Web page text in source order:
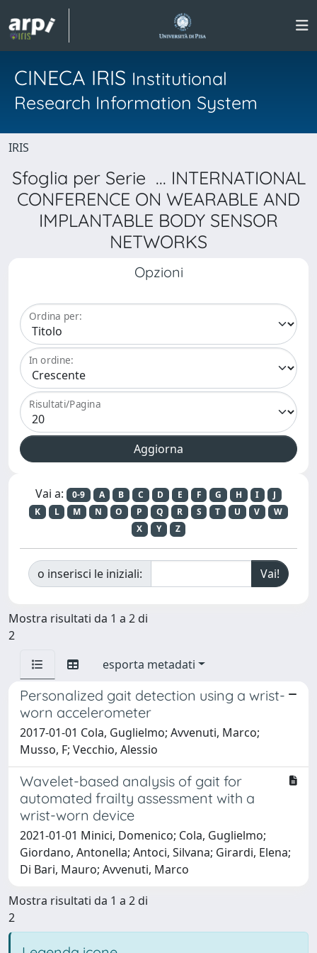
CINECA IRIS Institutional
Research Information System
IRIS
Sfoglia per Serie ... INTERNATIONAL
CONFERENCE ON WEARABLE AND
IMPLANTABLE BODY SENSOR
NETWORKS
Opzioni
Ordina per:
In ordine:
Risultati/Pagina
Vai a: 0-9 A B C D E F G H I
J
K
L M N O P Q R S T U V
W
X
Y Z
o inserisci le iniziali:
Mostra risultati da 1 a 2 di
2
esporta metadati
Personalized gait detection using a wrist-
worn accelerometer
2017-01-01 Cola, Guglielmo; Avvenuti, Marco;
Musso, F; Vecchio, Alessio
Wavelet-based analysis of gait for
automated frailty assessment with a
wrist-worn device
2021-01-01 Minici, Domenico; Cola, Guglielmo;
Giordano, Antonella; Antoci, Silvana; Girardi, Elena;
Di Bari, Mauro; Avvenuti, Marco
Mostra risultati da 1 a 2 di
2